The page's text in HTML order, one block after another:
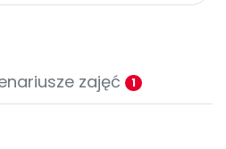
zajęć 1